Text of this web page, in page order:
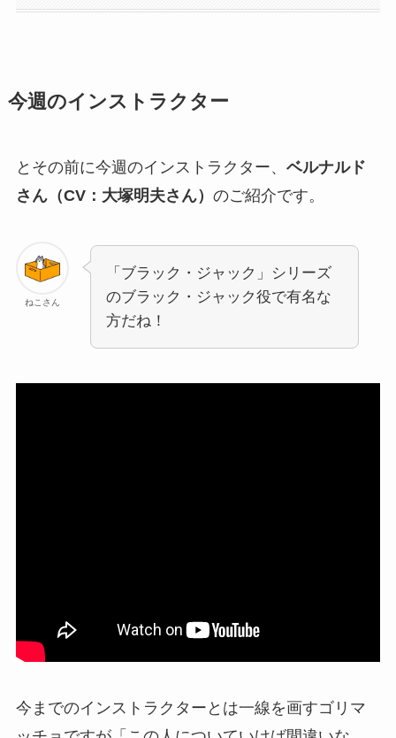
今週のインストラクター
とその前に今週のインストラクター、 ベルナルド
さん（CV：大塚明夫さん） のご紹介です。
ねこさん
「ブラック・ジャック」シリーズ
のブラック・ジャック役で有名な
方だね！
今までのインストラクターとは一線を画すゴリマ